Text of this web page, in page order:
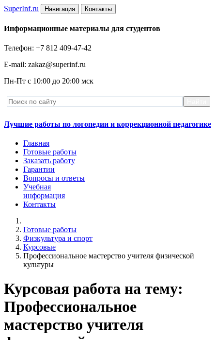
SuperInf.ru Навигация Контакты
Информационные материалы для студентов
Телефон: +7 812 409-47-42
E-mail: zakaz@superinf.ru
Пн-Пт с 10:00 до 20:00 мск
Лучшие работы по логопедии и коррекционной педагогике
Главная
Готовые работы
Заказать работу
Гарантии
Вопросы и ответы
Учебная
информация
Контакты
Готовые работы
Физкультура и спорт
Курсовые
Профессиональное мастерство учителя физической
культуры
Курсовая работа на тему:
Профессиональное
мастерство учителя